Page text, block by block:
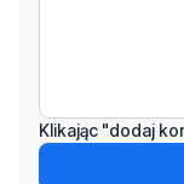
Klikając "dodaj